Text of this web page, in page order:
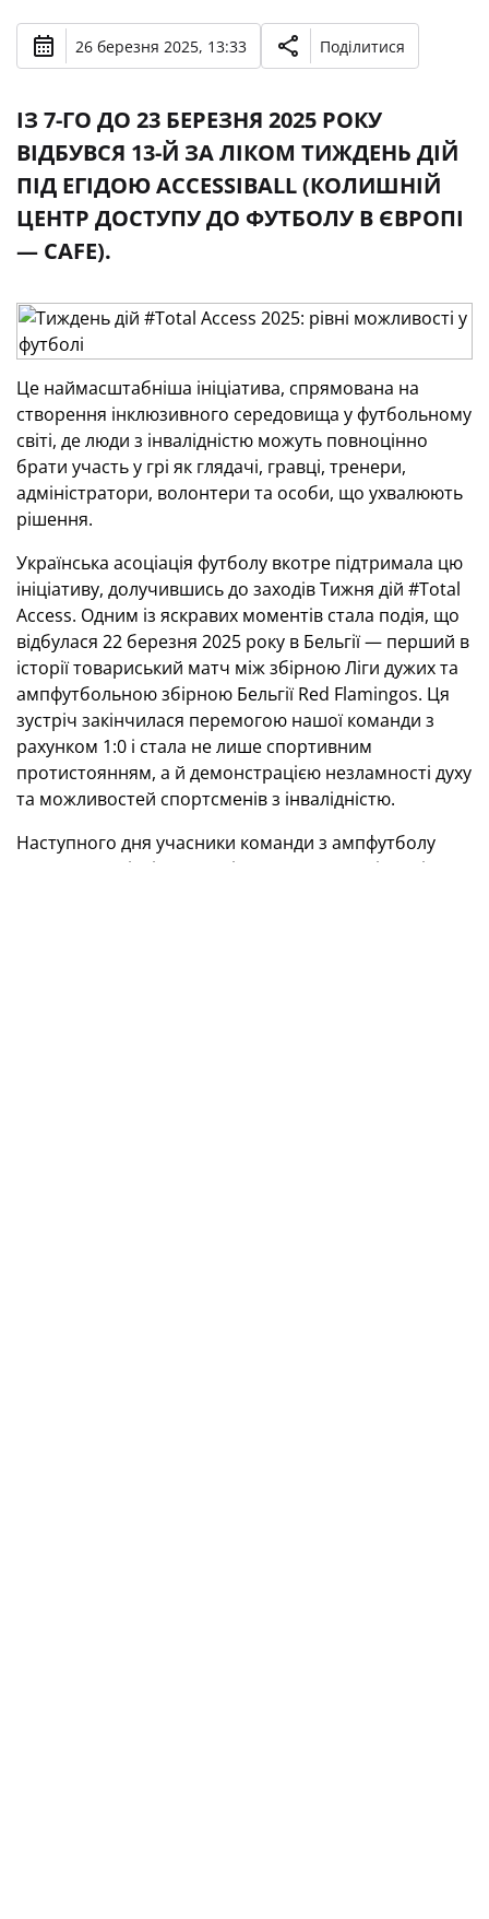
26 березня 2025, 13:33 Поділитися
ІЗ 7-ГО ДО 23 БЕРЕЗНЯ 2025 РОКУ
ВІДБУВСЯ 13-Й ЗА ЛІКОМ ТИЖДЕНЬ ДІЙ
ПІД ЕГІДОЮ ACCESSIBALL (КОЛИШНІЙ
ЦЕНТР ДОСТУПУ ДО ФУТБОЛУ В ЄВРОПІ
— CAFE).
Це наймасштабніша ініціатива, спрямована на
створення інклюзивного середовища у футбольному
світі, де люди з інвалідністю можуть повноцінно
брати участь у грі як глядачі, гравці, тренери,
адміністратори, волонтери та особи, що ухвалюють
рішення.
Українська асоціація футболу вкотре підтримала цю
ініціативу, долучившись до заходів Тижня дій #Total
Access. Одним із яскравих моментів стала подія, що
відбулася 22 березня 2025 року в Бельгії — перший в
історії товариський матч між збірною Ліги дужих та
ампфутбольною збірною Бельгії Red Flamingos. Ця
зустріч закінчилася перемогою нашої команди з
рахунком 1:0 і стала не лише спортивним
протистоянням, а й демонстрацією незламності духу
та можливостей спортсменів з інвалідністю.
Наступного дня учасники команди з ампфутболу
мали змогу відвідати вирішальний матч-відповідь